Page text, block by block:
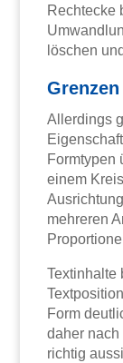
Rechtecke
löschen
Allerdings
Formtypen
einem
mehreren
Textinhalte
Form
daher
richtig